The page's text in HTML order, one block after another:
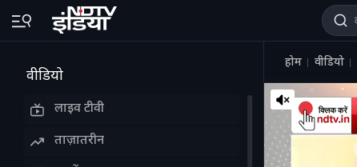
वीडियो
लाइव टीवी
ताज़ातरीन
होम वीडियो